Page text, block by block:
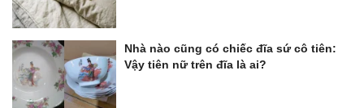
Nhà nào cũng có chiếc đĩa sứ cô tiên:
Vậy tiên nữ trên đĩa là ai?